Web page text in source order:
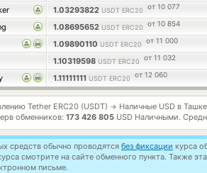
1.03293822 USDT ERC20 от 10 077
1.08695652 USDT ERC20 от 10 854
1.09890110 USDT ERC20 от 11 000
1.10319598 USDT ERC20 от 11 032
1.11111111 USDT ERC20 от 12 060
Tether ERC20 (USDT) → Наличные USD в
обменников: 173 426 805 USD Наличными.
средств обычно проводятся без фиксации курса
смотрите на сайте обменного пункта. Также
письме.